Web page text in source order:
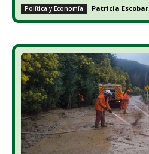
Política y Economía Patricia Escobar